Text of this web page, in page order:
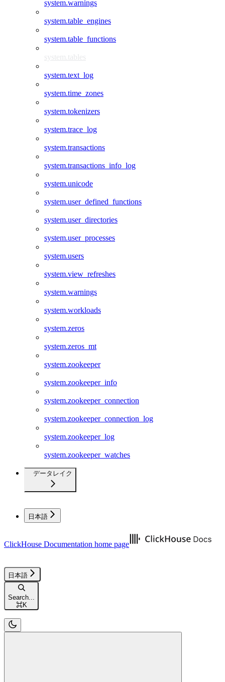
system.warnings
system.table_engines
system.table_functions
system.tables
system.text_log
system.time_zones
system.tokenizers
system.trace_log
system.transactions
system.transactions_info_log
system.unicode
system.user_defined_functions
system.user_directories
system.user_processes
system.users
system.view_refreshes
system.warnings
system.workloads
system.zeros
system.zeros_mt
system.zookeeper
system.zookeeper_info
system.zookeeper_connection
system.zookeeper_connection_log
system.zookeeper_log
system.zookeeper_watches
データレイク
日本語
ClickHouse Documentation home page
日本語
Search...
⌘K